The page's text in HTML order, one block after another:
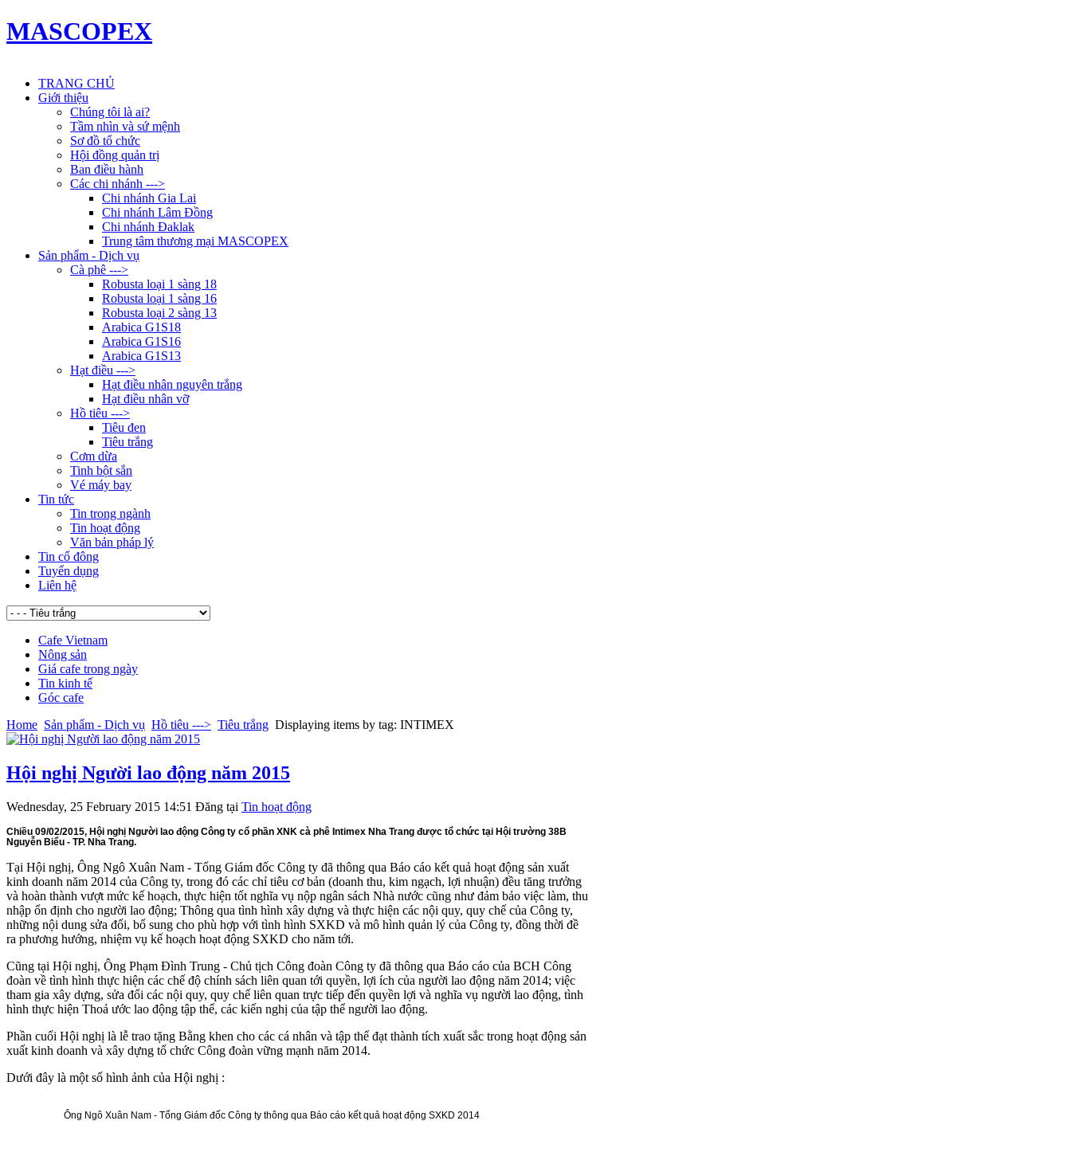
MASCOPEX
TRANG CHỦ
Giới thiệu
Chúng tôi là ai?
Tầm nhìn và sứ mệnh
Sơ đồ tổ chức
Hội đồng quản trị
Ban điều hành
Các chi nhánh --->
Chi nhánh Gia Lai
Chi nhánh Lâm Đồng
Chi nhánh Đaklak
Trung tâm thương mại MASCOPEX
Sản phẩm - Dịch vụ
Cà phê --->
Robusta loại 1 sàng 18
Robusta loại 1 sàng 16
Robusta loại 2 sàng 13
Arabica G1S18
Arabica G1S16
Arabica G1S13
Hạt điều --->
Hạt điều nhân nguyên trắng
Hạt điều nhân vỡ
Hồ tiêu --->
Tiêu đen
Tiêu trắng
Cơm dừa
Tinh bột sắn
Vé máy bay
Tin tức
Tin trong ngành
Tin hoạt động
Văn bản pháp lý
Tin cổ đông
Tuyển dụng
Liên hệ
Cafe Vietnam
Nông sản
Giá cafe trong ngày
Tin kinh tế
Góc cafe
Home Sản phẩm - Dịch vụ Hồ tiêu ---> Tiêu trắng Displaying items by tag: INTIMEX
Hội nghị Người lao động năm 2015
Wednesday, 25 February 2015 14:51 Đăng tại Tin hoạt động
Chiều 09/02/2015, Hội nghị Người lao động Công ty cổ phần XNK cà phê Intimex Nha Trang được tổ chức tại Hội trường 38B
Nguyễn Biểu - TP. Nha Trang.
Tại Hội nghị, Ông Ngô Xuân Nam - Tổng Giám đốc Công ty đã thông qua Báo cáo kết quả hoạt động sản xuất
kinh doanh năm 2014 của Công ty, trong đó các chỉ tiêu cơ bản (doanh thu, kim ngạch, lợi nhuận) đều tăng trưởng
và hoàn thành vượt mức kế hoạch, thực hiện tốt nghĩa vụ nộp ngân sách Nhà nước cũng như đảm bảo việc làm, thu
nhập ổn định cho người lao động; Thông qua tình hình xây dựng và thực hiện các nội quy, quy chế của Công ty,
những nội dung sửa đổi, bổ sung cho phù hợp với tình hình SXKD và mô hình quản lý của Công ty, đồng thời đề
ra phương hướng, nhiệm vụ kế hoạch hoạt động SXKD cho năm tới.
Cũng tại Hội nghị, Ông Phạm Đình Trung - Chủ tịch Công đoàn Công ty đã thông qua Báo cáo của BCH Công
đoàn về tình hình thực hiện các chế độ chính sách liên quan tới quyền, lợi ích của người lao động năm 2014; việc
tham gia xây dựng, sửa đổi các nội quy, quy chế liên quan trực tiếp đến quyền lợi và nghĩa vụ người lao động, tình
hình thực hiện Thoả ước lao động tập thể, các kiến nghị của tập thể người lao động.
Phần cuối Hội nghị là lễ trao tặng Bằng khen cho các cá nhân và tập thể đạt thành tích xuất sắc trong hoạt động sản
xuất kinh doanh và xây dựng tổ chức Công đoàn vững mạnh năm 2014.
Dưới đây là một số hình ảnh của Hội nghị :
Ông Ngô Xuân Nam - Tổng Giám đốc Công ty thông qua Báo cáo kết quả hoạt động SXKD 2014